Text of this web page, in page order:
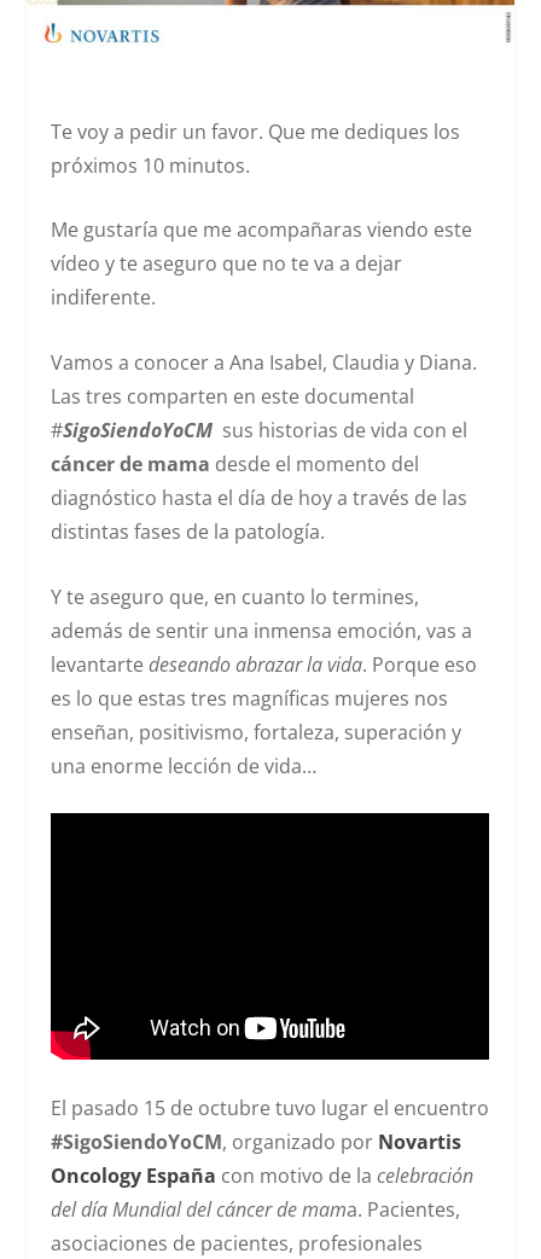
Te voy a pedir un favor. Que me dediques los
próximos 10 minutos.
Me gustaría que me acompañaras viendo este
vídeo y te aseguro que no te va a dejar
indiferente.
Vamos a conocer a Ana Isabel, Claudia y Diana.
Las tres comparten en este documental
#SigoSiendoYoCM sus historias de vida con el
cáncer de mama desde el momento del
diagnóstico hasta el día de hoy a través de las
distintas fases de la patología.
Y te aseguro que, en cuanto lo termines,
además de sentir una inmensa emoción, vas a
levantartedeseando abrazar la vida. Porque eso
es lo que estas tres magníficas mujeres nos
enseñan, positivismo, fortaleza, superación y
una enorme lección de vida…
El pasado 15 de octubre tuvo lugar el encuentro
#SigoSiendoYoCM, organizado por Novartis
Oncology España con motivo de lacelebración
del día Mundial del cáncer de mama. Pacientes,
asociaciones de pacientes, profesionales